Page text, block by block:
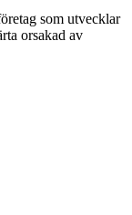
som utvecklar
orsakad av